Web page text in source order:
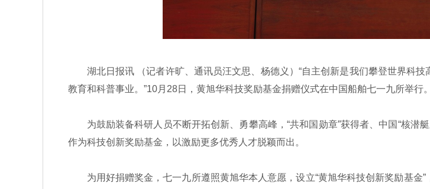
湖北日报讯 （记者许旷、通讯员汪文思、杨德义）“自主创新是我们攀登世界科技
教育和科普事业。”10月28日，黄旭华科技奖励基金捐赠仪式在中国船舶七一九所举行。
为鼓励装备科研人员不断开拓创新、勇攀高峰，“共和国勋章”获得者、中国“核潜
作为科技创新奖励基金，以激励更多优秀人才脱颖而出。
为用好捐赠奖金，七一九所遵照黄旭华本人意愿，设立“黄旭华科技创新奖励基金